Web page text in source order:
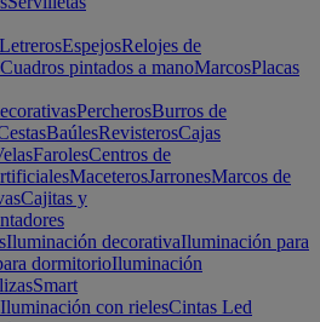
LetrerosEspejosRelojes de
Cuadros pintados a manoMarcosPlacas
PercherosBurros de
BaúlesRevisterosCajas
FarolesCentros de
MaceterosJarronesMarcos de
Cajitas y
Iluminación decorativaIluminación para
dormitorioIluminación
Smart
Iluminación con rielesCintas Led